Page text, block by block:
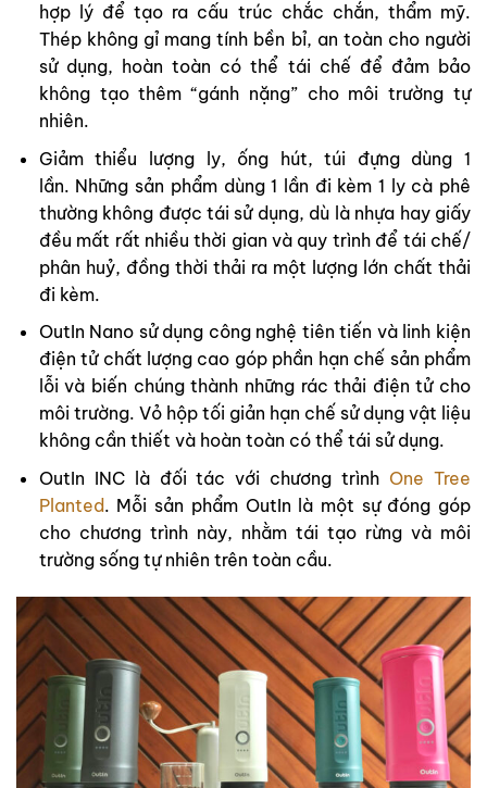
hợp lý để tạo ra cấu trúc chắc chắn, thẩm mỹ.
Thép không gỉ mang tính bền bỉ, an toàn cho người
sử dụng, hoàn toàn có thể tái chế để đảm bảo
không tạo thêm “gánh nặng” cho môi trường tự
nhiên.
Giảm thiểu lượng ly, ống hút, túi đựng dùng 1
lần. Những sản phẩm dùng 1 lần đi kèm 1 ly cà phê
thường không được tái sử dụng, dù là nhựa hay giấy
đều mất rất nhiều thời gian và quy trình để tái chế/
phân huỷ, đồng thời thải ra một lượng lớn chất thải
đi kèm.
OutIn Nano sử dụng công nghệ tiên tiến và linh kiện
điện tử chất lượng cao góp phần hạn chế sản phẩm
lỗi và biến chúng thành những rác thải điện tử cho
môi trường. Vỏ hộp tối giản hạn chế sử dụng vật liệu
không cần thiết và hoàn toàn có thể tái sử dụng.
OutIn INC là đối tác với chương trình One Tree
Planted. Mỗi sản phẩm OutIn là một sự đóng góp
cho chương trình này, nhằm tái tạo rừng và môi
trường sống tự nhiên trên toàn cầu.